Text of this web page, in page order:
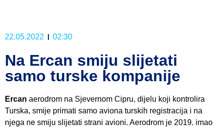
22.05.2022 02:30
Na Ercan smiju slijetati
samo turske kompanije
Ercan aerodrom na Sjevernom Cipru, dijelu koji kontrolira
Turska, smije primati samo aviona turskih registracija i na
njega ne smiju slijetati strani avioni. Aerodrom je 2019. imao